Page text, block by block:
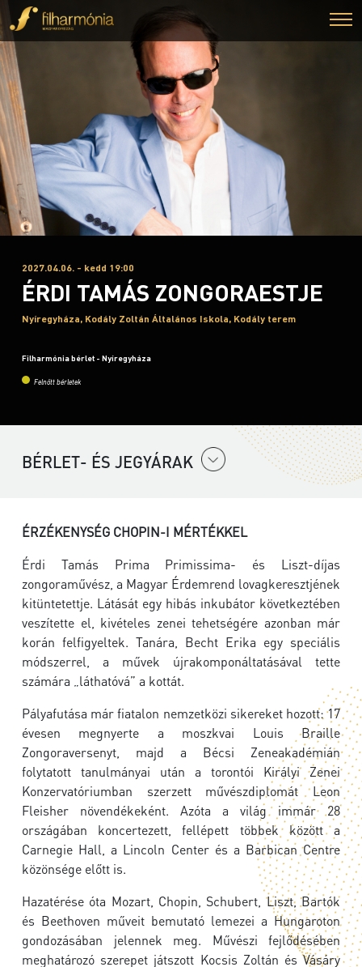
2027.04.06. - kedd 19:00
ÉRDI TAMÁS ZONGORAESTJE
Nyíregyháza, Kodály Zoltán Általános Iskola, Kodály terem
Filharmónia bérlet - Nyíregyháza
Felnőtt bérletek
BÉRLET- ÉS JEGYÁRAK
ÉRZÉKENYSÉG CHOPIN-I MÉRTÉKKEL
Érdi Tamás Prima Primissima- és Liszt-díjas
zongoraművész, a Magyar Érdemrend lovagkeresztjének
kitüntetettje. Látását egy hibás inkubátor következtében
veszítette el, kivételes zenei tehetségére azonban már
korán felfigyeltek. Tanára, Becht Erika egy speciális
módszerrel, a művek újrakomponáltatásával tette
számára „láthatóvá” a kottát.
Pályafutása már fiatalon nemzetközi sikereket hozott: 17
évesen megnyerte a moszkvai Louis Braille
Zongoraversenyt, majd a Bécsi Zeneakadémián
folytatott tanulmányai után a torontói Királyi Zenei
Konzervatóriumban szerzett művészdiplomát Leon
Fleisher növendékeként. Azóta a világ immár 28
országában koncertezett, fellépett többek között a
Carnegie Hall, a Lincoln Center és a Barbican Centre
közönsége előtt is.
Hazatérése óta Mozart, Chopin, Schubert, Liszt, Bartók
és Beethoven műveit bemutató lemezei a Hungaroton
gondozásában jelennek meg. Művészi fejlődésében
meghatározó szerepet játszott Kocsis Zoltán és Vásáry